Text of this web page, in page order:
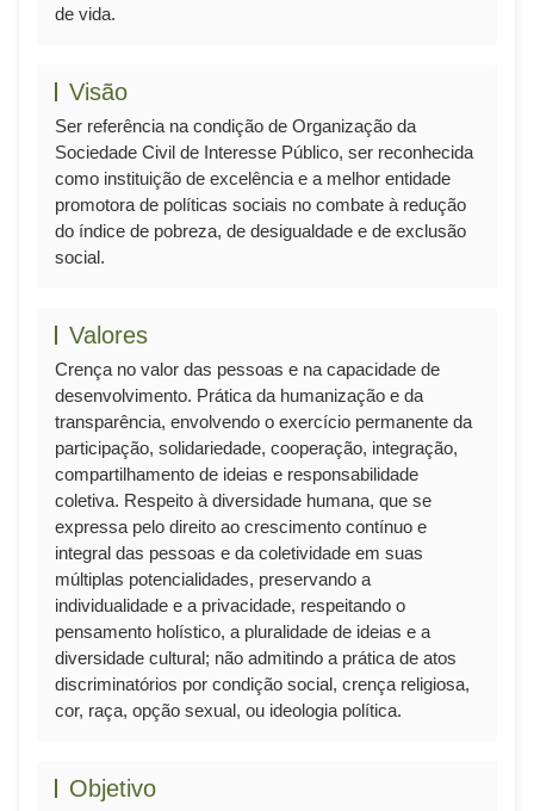
de vida.
Visão
Ser referência na condição de Organização da
Sociedade Civil de Interesse Público, ser reconhecida
como instituição de excelência e a melhor entidade
promotora de políticas sociais no combate à redução
do índice de pobreza, de desigualdade e de exclusão
social.
Valores
Crença no valor das pessoas e na capacidade de
desenvolvimento. Prática da humanização e da
transparência, envolvendo o exercício permanente da
participação, solidariedade, cooperação, integração,
compartilhamento de ideias e responsabilidade
coletiva. Respeito à diversidade humana, que se
expressa pelo direito ao crescimento contínuo e
integral das pessoas e da coletividade em suas
múltiplas potencialidades, preservando a
individualidade e a privacidade, respeitando o
pensamento holístico, a pluralidade de ideias e a
diversidade cultural; não admitindo a prática de atos
discriminatórios por condição social, crença religiosa,
cor, raça, opção sexual, ou ideologia política.
Objetivo